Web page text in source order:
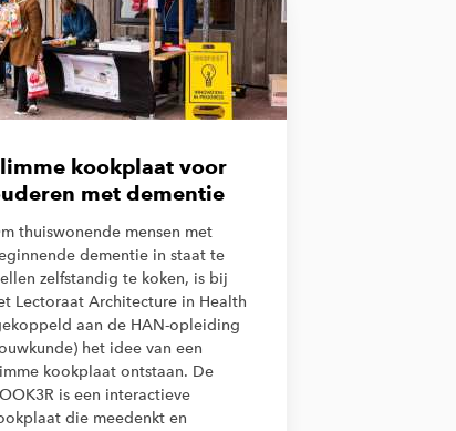
kookplaat voor
met dementie
thuiswonende mensen met
dementie in staat te
zelfstandig te koken, is bij
Lectoraat Architecture in Health
aan de HAN-opleiding
het idee van een
kookplaat ontstaan. De
is een interactieve
die meedenkt en